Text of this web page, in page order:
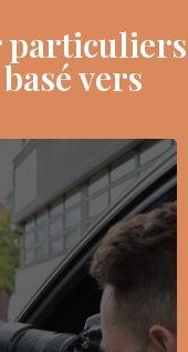
particuliers
vers